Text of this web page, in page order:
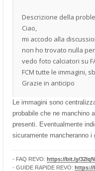
Descrizione della
Ciao,
mi accodo alla
non ho trovato nulla
vedo foto calciatori su
FCM tutte le immagini,
Grazie in anticipo
Le immagini sono
probabile che ne manchino
presenti. Eventualmente
sicuramente mancheranno
- FAQ REVO: https://bit.ly/
- GUIDE RAPIDE REVO: https://